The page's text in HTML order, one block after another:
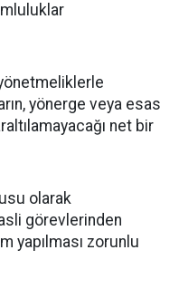
yönerge veya esas
net bir
olarak
görevlerinden
yapılması zorunlu